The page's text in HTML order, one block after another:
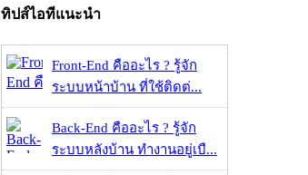
ทิปส์ไอทีแนะนำ
Front-End คืออะไร ? รู้จัก
ระบบหน้าบ้าน ที่ใช้ติดต่...
Back-End คืออะไร ? รู้จัก
ระบบหลังบ้าน ทำงานอยู่เบื...